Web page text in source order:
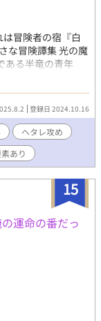
美大生。家族問題
開 取り壊し予定
。記憶を失う蓮
の人格に惹かれな
過去の犠牲者たち
へ。 読者が期待
代・超自然的背
然現象、禁断愛、
・セールスポイン
よる前例のない
合。破滅エンド
読者の感情と身
冒険者の宿『白
な冒険譚集 光の魔
ある半竜の青年
的な冒険者たちが
の小話集です。 語
意話には『※』が
登録日 2024.10.16
ヘタレ攻め
あり
15
運命の番だっ